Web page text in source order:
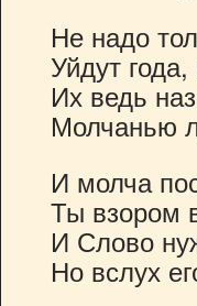
Не надо
Уйдут
Их ведь
Молчанью
И молча
Ты взором
И Слово
Но вслух